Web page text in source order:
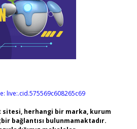
live:.cid.575569c608265c69
sitesi, herhangi bir marka, kurum
bağlantısı bulunmamaktadır.